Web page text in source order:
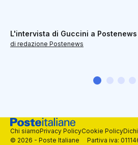
L'intervista di Guccini a Postenews
di redazione Postenews
© 2026 - Poste Italiane Partiva iva:
Chi siamoPrivacy PolicyCookie Policy